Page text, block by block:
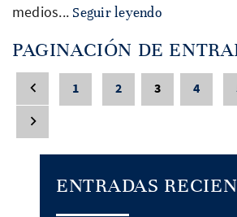
medios... Seguir leyendo
PAGINACIÓN DE
1 2 3 4
ENTRADAS